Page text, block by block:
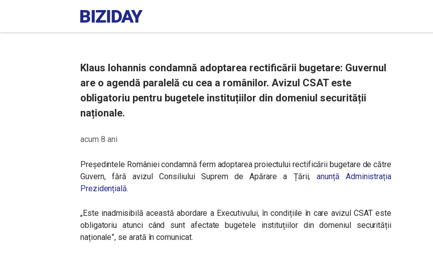
Klaus Iohannis condamnă adoptarea rectificării bugetare: Guvernul
are o agendă paralelă cu cea a românilor. Avizul CSAT este
obligatoriu pentru bugetele instituțiilor din domeniul securității
naționale.
acum 8 ani
Președintele României condamnă ferm adoptarea proiectului rectificării bugetare de către
Guvern, fără avizul Consiliului Suprem de Apărare a Țării, anunță Administrația
Prezidențială.
„Este inadmisibilă această abordare a Executivului, în condițiile în care avizul CSAT este
obligatoriu atunci când sunt afectate bugetele instituțiilor din domeniul securității
naționale”, se arată în comunicat.